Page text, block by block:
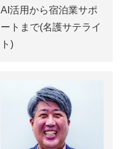
AI活用から宿泊業サポ
ートまで(名護サテライ
ト)